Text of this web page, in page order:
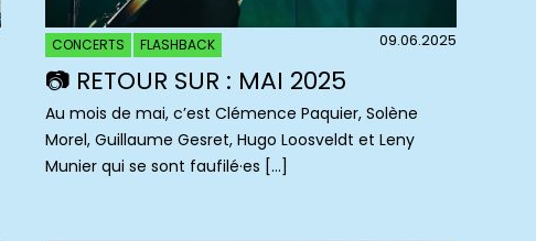
CONCERTS FLASHBACK 09.06.2025
📷 RETOUR SUR : MAI 2025
Au mois de mai, c’est Clémence Paquier, Solène
Morel, Guillaume Gesret, Hugo Loosveldt et Leny
Munier qui se sont faufilé·es […]